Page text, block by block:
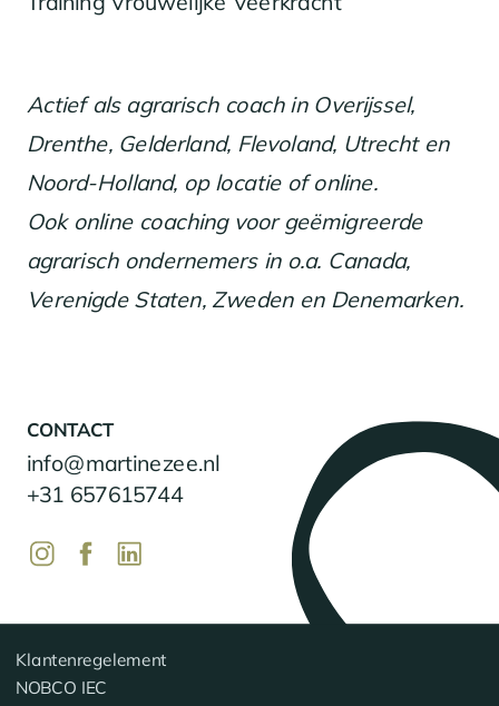
CONTACT
info@martinezee.nl
+31 657615744
Klantenregelement
NOBCO IEC
Actief als agrarisch coach in Overijssel,
Drenthe, Gelderland, Flevoland, Utrecht en
Noord-Holland, op locatie of online.
Ook online coaching voor geëmigreerde
agrarisch ondernemers in o.a. Canada,
Verenigde Staten, Zweden en Denemarken.